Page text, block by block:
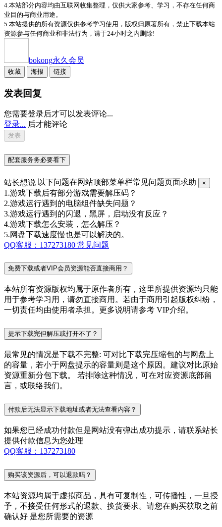
4.本站部分内容均由互联网收集整理，仅供大家参考、学习，不存在任何商
业目的与商业用途。
5.本站提供的所有资源仅供参考学习使用，版权归原著所有，禁止下载本站
资源参与任何商业和非法行为，请于24小时之内删除!
bokong永久会员
收藏 海报 链接
发表回复
您需要登录后才可以发表评论...
登录... 后才能评论
配套服务务必要看下
站长想说 以下问题在网站顶部菜单栏常见问题页面求助 ×
1.游戏下载后有部分游戏需要解压码？
2.游戏运行遇到的电脑组件缺失问题？
3.游戏运行遇到的闪退，黑屏，启动没有反应？
4.游戏下载怎么安装，怎么解压？
5.网盘下载速度慢也是可以解决的。
QQ客服：137273180 常见问题
免费下载或者VIP会员资源能否直接商用？
本站所有资源版权均属于原作者所有，这里所提供资源均只能
用于参考学习用，请勿直接商用。若由于商用引起版权纠纷，
一切责任均由使用者承担。更多说明请参考 VIP介绍。
提示下载完但解压或打开不了？
最常见的情况是下载不完整: 可对比下载完压缩包的与网盘上
的容量，若小于网盘提示的容量则是这个原因。建议对比原始
资源重新分包下载。 若排除这种情况，可在对应资源底部留
言，或联络我们。
付款后无法显示下载地址或者无法查看内容？
如果您已经成功付款但是网站没有弹出成功提示，请联系站长
提供付款信息为您处理
QQ客服：137273180
购买该资源后，可以退款吗？
本站资源均属于虚拟商品，具有可复制性，可传播性，一旦授
予，不接受任何形式的退款、换货要求。请您在购买获取之前
确认好 是您所需要的资源